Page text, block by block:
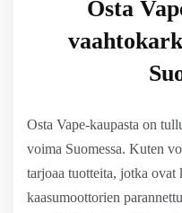
Osta
Osta Vape-kaupasta on
voima Suomessa. Kuten
tarjoaa tuotteita, jotka ovat
kaasumoottorien